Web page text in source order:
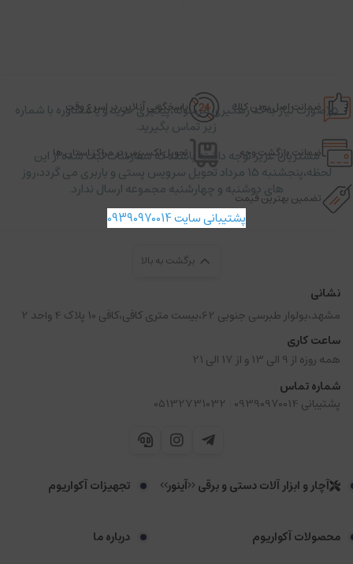
ضمانت اصل بودن کالا پاسخگویی آنلاین در اسرع وقت
ضمانت بازگشت وجه تحویل اکسپرس در مراکز استان ها
تضمین بهترین قیمت
برگشت به بالا
نشانی
مشهد،بولوار طبرسی جنوبی 62،بیست متری کافی،کافی 10 پلاک 4 واحد 2
ساعت کاری
همه روزه از 9 الی 13 و از 17 الی 21
شماره تماس
پشتیبانی 09390970014
05132731032
آچار و ابزار آلات دستی و برقی <<آینور>> تجهیزات آکواریوم
محصولات آکواریوم درباره ما
در صورت نیاز به کد رهگیری مرسوله،پیگیری خرید و یا مشاوره با شماره
زیر تماس بگیرید.
مشتریان عزیز توجه داشته باشند که سفارشات ثبت شده از این
لحظه،پنجشنبه ۱۵ مرداد تحویل سرویس پستی و باربری می گردد،روز
های دوشنبه و چهارشنبه مجموعه ارسال ندارد.
پشتیبانی سایت 09390970014